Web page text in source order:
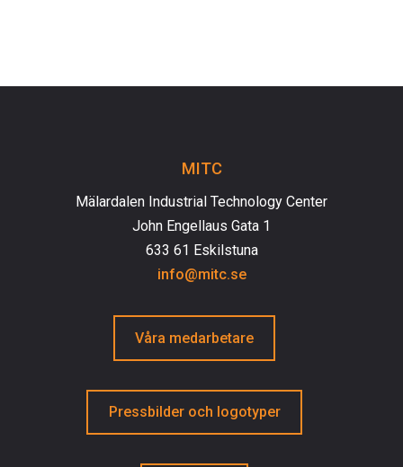
MITC
Mälardalen Industrial Technology Center
John Engellaus Gata 1
633 61 Eskilstuna
info@mitc.se
Våra medarbetare
Pressbilder och logotyper